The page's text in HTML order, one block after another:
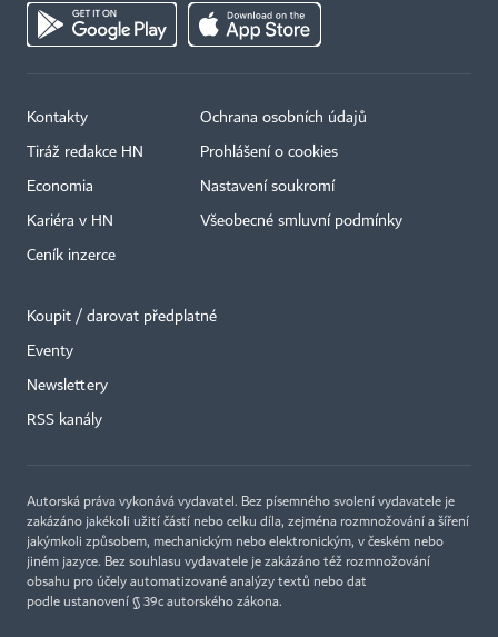
Kontakty
Tiráž redakce HN
Economia
Kariéra v HN
Ceník inzerce
Ochrana osobních údajů
Prohlášení o cookies
Nastavení soukromí
Všeobecné smluvní podmínky
Koupit / darovat předplatné
Eventy
Newslettery
RSS kanály
Autorská práva vykonává vydavatel. Bez písemného svolení vydavatele je
zakázáno jakékoli užití částí nebo celku díla, zejména rozmnožování a šíření
jakýmkoli způsobem, mechanickým nebo elektronickým, v českém nebo
jiném jazyce. Bez souhlasu vydavatele je zakázáno též rozmnožování
obsahu pro účely automatizované analýzy textů nebo dat
podle ustanovení § 39c autorského zákona.